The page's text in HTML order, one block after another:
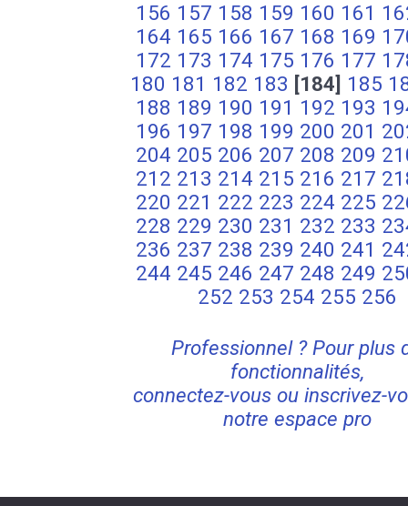
156 157 158 159 160 161
164 165 166 167 168 169
172 173 174 175 176 177
180 181 182 183 [184] 185
188 189 190 191 192 193
196 197 198 199 200 201
204 205 206 207 208 209
212 213 214 215 216 217
220 221 222 223 224 225
228 229 230 231 232 233
236 237 238 239 240 241
244 245 246 247 248 249
252 253 254 255 256
Professionnel ? Pour plus
fonctionnalités,
connectez-vous ou inscrivez-
notre espace pro